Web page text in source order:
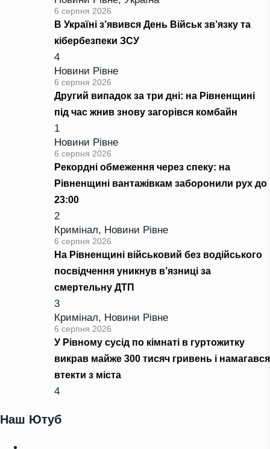
6 серпня 2026
В Україні з’явився День Військ зв’язку та
кібербезпеки ЗСУ
4
Новини Рівне
6 серпня 2026
Другий випадок за три дні: на Рівненщині
під час жнив знову загорівся комбайн
1
Новини Рівне
6 серпня 2026
Рекордні обмеження через спеку: на
Рівненщині вантажівкам заборонили рух до
23:00
2
Кримінал, Новини Рівне
6 серпня 2026
На Рівненщині військовий без водійського
посвідчення уникнув в’язниці за
смертельну ДТП
3
Кримінал, Новини Рівне
6 серпня 2026
У Рівному сусід по кімнаті в гуртожитку
викрав майже 300 тисяч гривень і намагався
втекти з міста
4
Наш Ютуб